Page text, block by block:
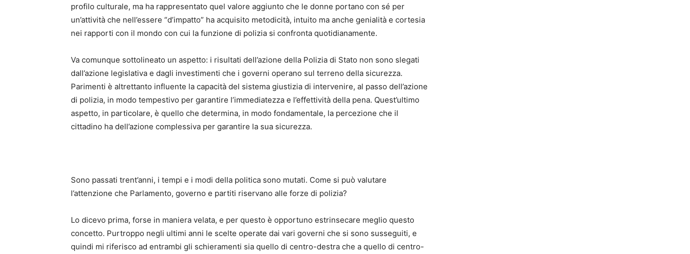
profilo culturale, ma ha rappresentato quel valore aggiunto che le donne portano con sé per
un’attività che nell’essere “d’impatto” ha acquisito metodicità, intuito ma anche genialità e cortesia
nei rapporti con il mondo con cui la funzione di polizia si confronta quotidianamente.
Va comunque sottolineato un aspetto: i risultati dell’azione della Polizia di Stato non sono slegati
dall’azione legislativa e dagli investimenti che i governi operano sul terreno della sicurezza.
Parimenti è altrettanto influente la capacità del sistema giustizia di intervenire, al passo dell’azione
di polizia, in modo tempestivo per garantire l’immediatezza e l’effettività della pena. Quest’ultimo
aspetto, in particolare, è quello che determina, in modo fondamentale, la percezione che il
cittadino ha dell’azione complessiva per garantire la sua sicurezza.
Sono passati trent’anni, i tempi e i modi della politica sono mutati. Come si può valutare
l’attenzione che Parlamento, governo e partiti riservano alle forze di polizia?
Lo dicevo prima, forse in maniera velata, e per questo è opportuno estrinsecare meglio questo
concetto. Purtroppo negli ultimi anni le scelte operate dai vari governi che si sono susseguiti, e
quindi mi riferisco ad entrambi gli schieramenti sia quello di centro-destra che a quello di centro-